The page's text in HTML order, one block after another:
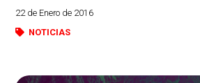
22 de Enero de 2016
NOTICIAS